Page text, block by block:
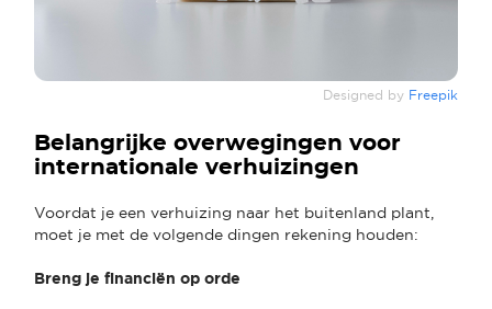
Designed by Freepik
Belangrijke overwegingen voor
internationale verhuizingen
Voordat je een verhuizing naar het buitenland plant,
moet je met de volgende dingen rekening houden:
Breng je financiën op orde